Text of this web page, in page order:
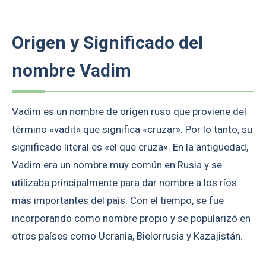
Origen y Significado del
nombre Vadim
Vadim es un nombre de origen ruso que proviene del
término «vadit» que significa «cruzar». Por lo tanto, su
significado literal es «el que cruza». En la antigüedad,
Vadim era un nombre muy común en Rusia y se
utilizaba principalmente para dar nombre a los ríos
más importantes del país. Con el tiempo, se fue
incorporando como nombre propio y se popularizó en
otros países como Ucrania, Bielorrusia y Kazajistán.